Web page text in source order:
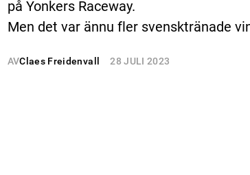
på Yonkers Raceway.
Men det var ännu fler svensktränade
AVClaes Freidenvall 28 JULI 2023